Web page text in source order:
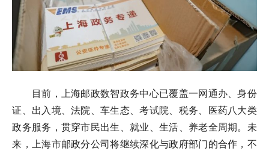
目前，上海邮政数智政务中心已覆盖一网通办、身份
证、出入境、法院、车生态、考试院、税务、医药八大类
政务服务，贯穿市民出生、就业、生活、养老全周期。未
来，上海市邮政分公司将继续深化与政府部门的合作，不